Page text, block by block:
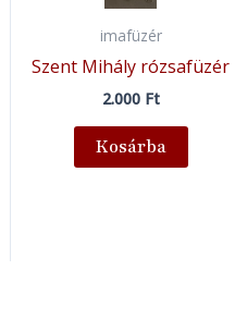
imafüzér
Szent Mihály rózsafüzér
2.000 Ft
Kosárba